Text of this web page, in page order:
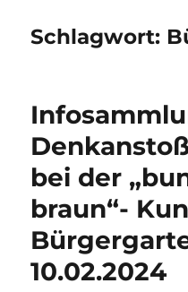
Schlagwort:
bei der
braun“-
10.02.2024